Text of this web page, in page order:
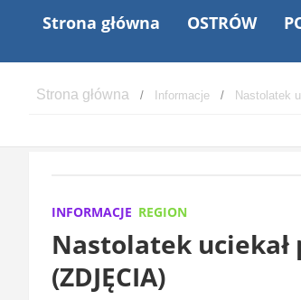
Strona główna OSTRÓW
Informacje Nastolatek
INFORMACJE REGION
Nastolatek
(ZDJĘCIA)